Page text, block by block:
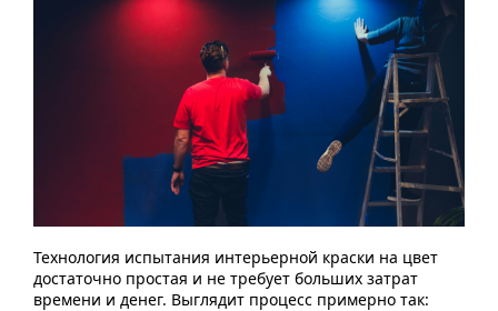
Технология испытания интерьерной краски на цвет
достаточно простая и не требует больших затрат
времени и денег. Выглядит процесс примерно так: